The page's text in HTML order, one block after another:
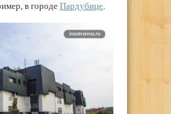
в городе Пардубице.